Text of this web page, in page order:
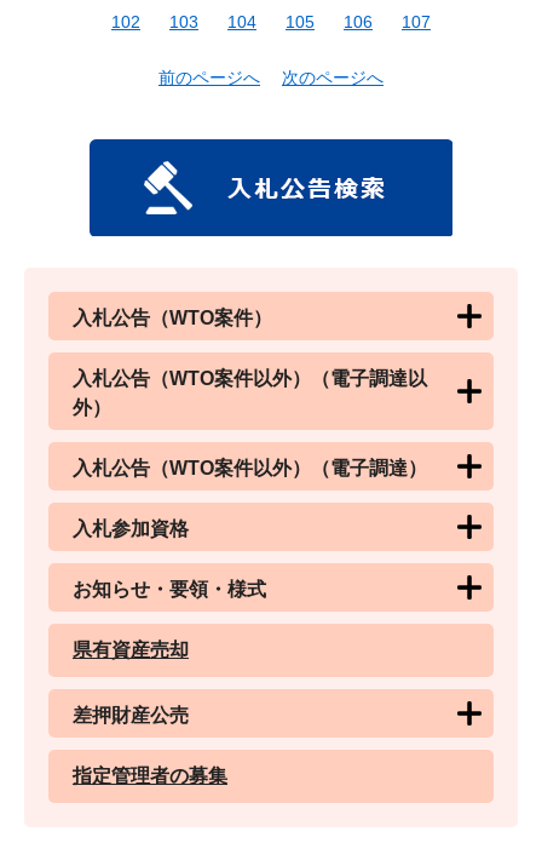
102
103 104 105 106 107
前のページへ 次のページへ
入札公告（WTO案件）
入札公告（WTO案件以外）（電子調達以
外）
入札公告（WTO案件以外）（電子調達）
入札参加資格
お知らせ・要領・様式
県有資産売却
差押財産公売
指定管理者の募集